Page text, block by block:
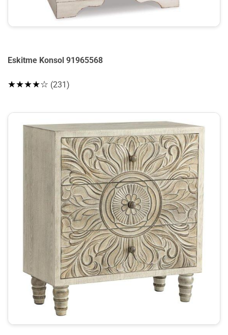
Eskitme Konsol 91965568
★★★★☆ (231)